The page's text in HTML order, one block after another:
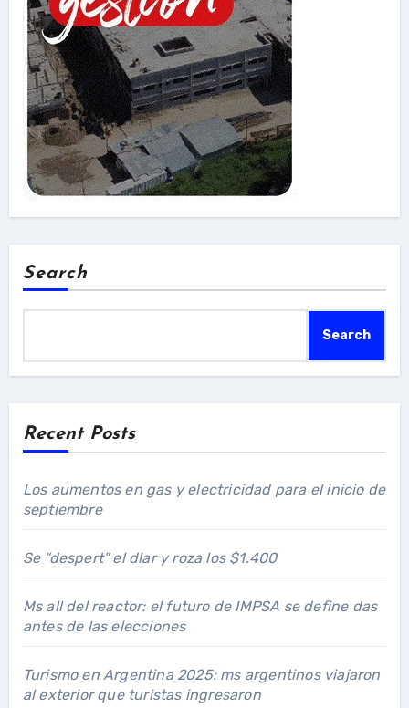
Search
Search
Recent Posts
Los aumentos en gas y electricidad para el inicio de
septiembre
Se “despert” el dlar y roza los $1.400
Ms all del reactor: el futuro de IMPSA se define das
antes de las elecciones
Turismo en Argentina 2025: ms argentinos viajaron
al exterior que turistas ingresaron